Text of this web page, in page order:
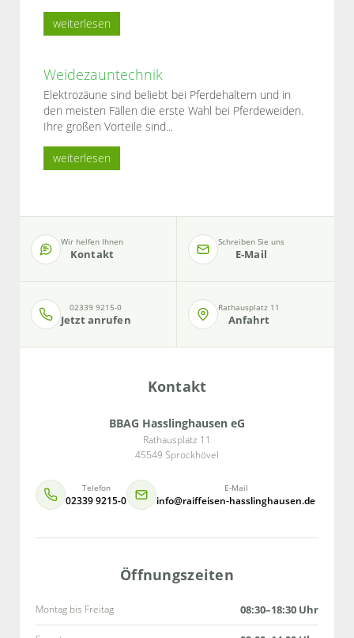
weiterlesen
Weidezauntechnik
Elektrozäune sind beliebt bei Pferdehaltern und in
den meisten Fällen die erste Wahl bei Pferdeweiden.
Ihre großen Vorteile sind...
weiterlesen
Wir helfen Ihnen
Kontakt
Schreiben Sie uns
E-Mail
02339 9215-0
Jetzt anrufen
Rathausplatz 11
Anfahrt
Kontakt
BBAG Hasslinghausen eG
Rathausplatz 11
45549 Sprockhövel
Telefon
02339 9215-0
E-Mail
info@raiffeisen-hasslinghausen.de
Öffnungszeiten
Montag bis Freitag 08:30–18:30 Uhr